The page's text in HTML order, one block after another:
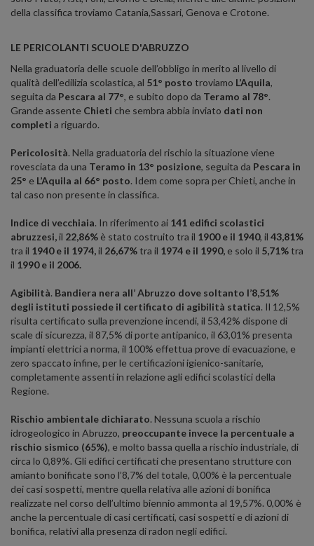
della classifica troviamo Catania,Sassari, Genova e Crotone.
LE PERICOLANTI SCUOLE D'ABRUZZO
Nella graduatoria delle scuole dell’obbligo in merito al livello di
qualità dell’edilizia scolastica, al 51° posto troviamo L’Aquila,
seguita da Pescara al 77°, e subito dopo da Teramo al 78°.
Grande assente Chieti che sembra abbia inviato dati non
completi a riguardo.
Pericolosità. Nella graduatoria del rischio la situazione viene
rovesciata da una Teramo in 13° posizione, seguita da Pescara in
25° e L’Aquila al 66° posto. Idem come sopra per Chieti, anche in
tal caso non presente in classifica.
Indice di vecchiaia. In riferimento ai 141 edifici scolastici
abruzzesi,il 22,86% è stato costruito tra il 1900 e il 1940, il 43,81%
tra il 1940 e il 1974,il 26,67%tra il 1974 e il 1990, e solo il 5,71%tra
il 1990 e il 2006.
Agibilità. Bandiera nera all’ Abruzzo dove soltanto l’8,51%
degli istituti possiede il certificato di agibilità statica. Il 12,5%
risulta certificato sulla prevenzione incendi, il 53,42% dispone di
scale di sicurezza, il 87,5% di porte antipanico, il 63,01% presenta
impianti elettrici a norma, il 100% effettua prove di evacuazione, e
zero spaccato infine, per le certificazioni igienico-sanitarie,
completamente assenti in relazione agli edifici scolastici della
Regione.
Rischio ambientale dichiarato. Nessuna scuola a rischio
idrogeologico in Abruzzo, preoccupante invece la percentuale a
rischio sismico (65%), e molto bassa quella a rischio industriale, di
circa lo 0,89%. Gli edifici certificati che presentano strutture con
amianto bonificate sono l’8,7% del totale, 0,00% è la percentuale
dei casi sospetti, mentre quella relativa alle azioni di bonifica
realizzate nel corso dell’ultimo biennio ammonta al 19,57%. 0,00% è
anche la percentuale di casi certificati, casi sospetti e di azioni di
bonifica, relativi alla presenza di radon negli edifici.